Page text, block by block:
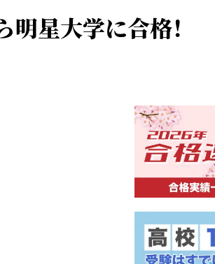
明星大学に合格！